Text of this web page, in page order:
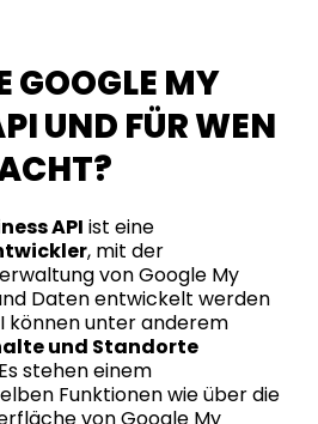
GOOGLE MY
UND FÜR WEN
API ist eine
, mit der
von Google My
Daten entwickelt werden
können unter anderem
und Standorte
stehen einem
Funktionen wie über die
von Google My